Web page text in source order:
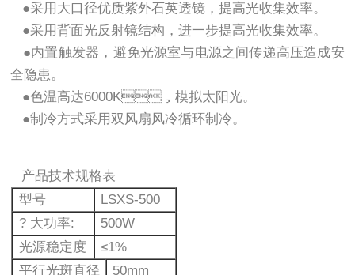
●采用大口径优质紫外石英透镜，提高光收集效率。
●采用背面光反射镜结构，进一步提高光收集效率。
●内置触发器，避免光源室与电源之间传递高压造成安
全隐患。
●色温高达6000K，模拟太阳光。
●制冷方式采用双风扇风冷循环制冷。
产品技术规格表
型号
LSXS-500
? 大功率:
500W
光源稳定度
≤1%
平行光斑直径
50mm